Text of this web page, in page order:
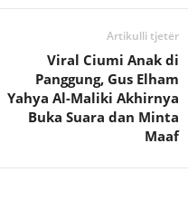
Artikulli tjetër
Viral Ciumi Anak di
Panggung, Gus Elham
Yahya Al-Maliki Akhirnya
Buka Suara dan Minta
Maaf